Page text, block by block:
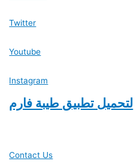
Twitter
Youtube
Instagram
لتحميل تطبيق طيبة فارم
Contact Us